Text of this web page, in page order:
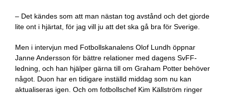
– Det kändes som att man nästan tog avstånd och det gjorde
lite ont i hjärtat, för jag vill ju att det ska gå bra för Sverige.
Men i intervjun med Fotbollskanalens Olof Lundh öppnar
Janne Andersson för bättre relationer med dagens SvFF-
ledning, och han hjälper gärna till om Graham Potter behöver
något. Duon har en tidigare inställd middag som nu kan
aktualiseras igen. Och om fotbollschef Kim Källström ringer